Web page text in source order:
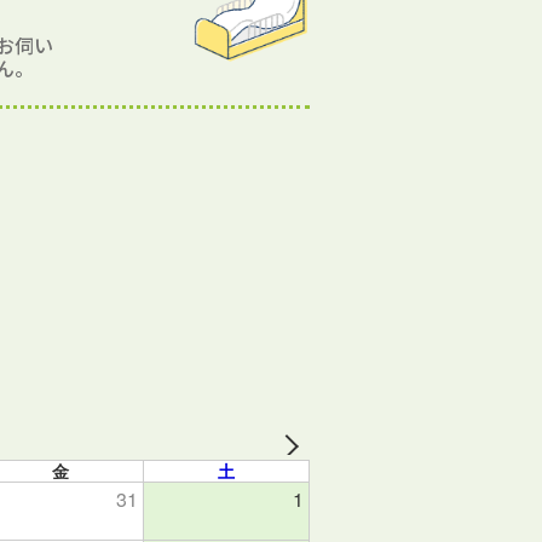
伺い
金 土
31 1